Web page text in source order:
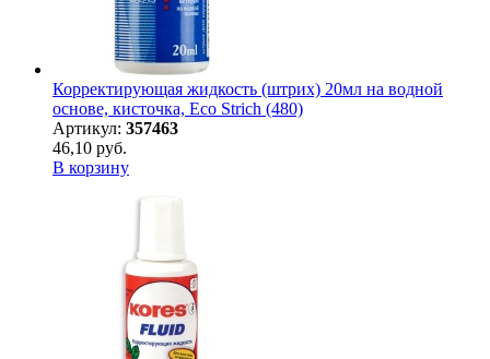
Корректирующая жидкость (штрих) 20мл на водной
основе, кисточка, Eco Strich (480)
Артикул: 357463
46,10 руб.
В корзину